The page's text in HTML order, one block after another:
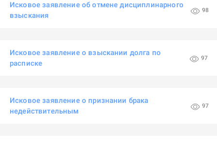
Исковое заявление об отмене дисциплинарного
взыскания
98
Исковое заявление о взыскании долга по
расписке
97
Исковое заявление о признании брака
недействительным
97